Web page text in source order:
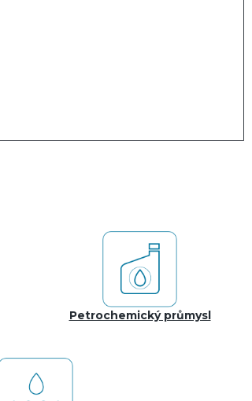
Petrochemický průmysl